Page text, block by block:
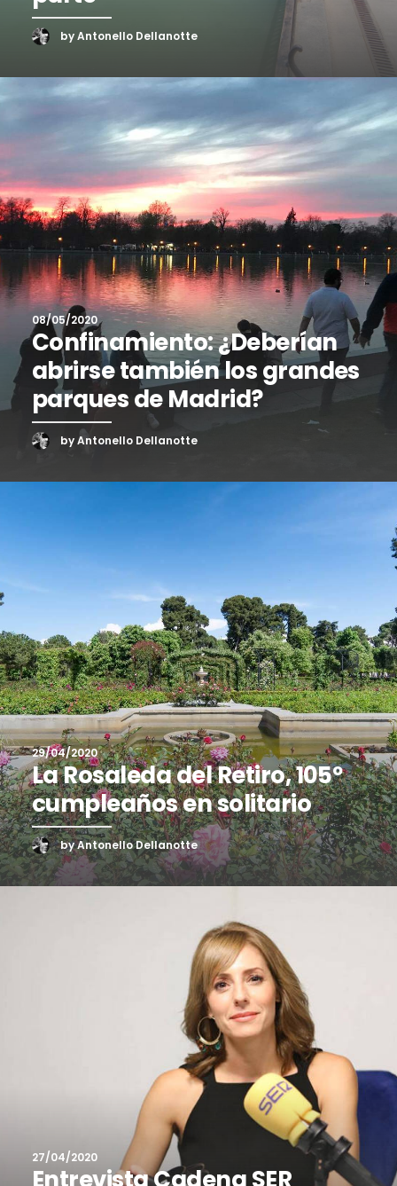
by Antonello Dellanotte
08/05/2020
Confinamiento: ¿Deberían
abrirse también los grandes
parques de Madrid?
by Antonello Dellanotte
29/04/2020
La Rosaleda del Retiro, 105º
cumpleaños en solitario
by Antonello Dellanotte
27/04/2020